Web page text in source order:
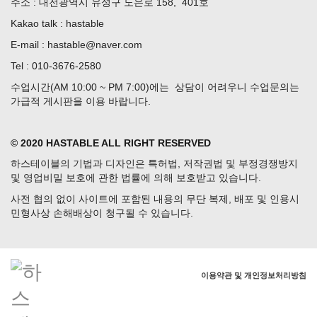
Kakao talk : hastable
E-mail : hastable@naver.com
Tel : 010-3676-2580
수업시간(AM 10:00 ~ PM 7:00)에는 상담이 어려우니 수업문의는
가급적 게시판을 이용 바랍니다.
© 2020 HASTABLE ALL RIGHT RESERVED
하스테이블의 기법과 디자인은 특허법, 저작권법 및 부정경쟁방지
및 영업비밀 보호에 관한 법률에 의해 보호받고 있습니다.
사전 협의 없이 사이트에 포함된 내용의 무단 복제, 배포 및 인용시
민형사상 손해배상이 청구될 수 있습니다.
이용약관 및 개인정보처리방침